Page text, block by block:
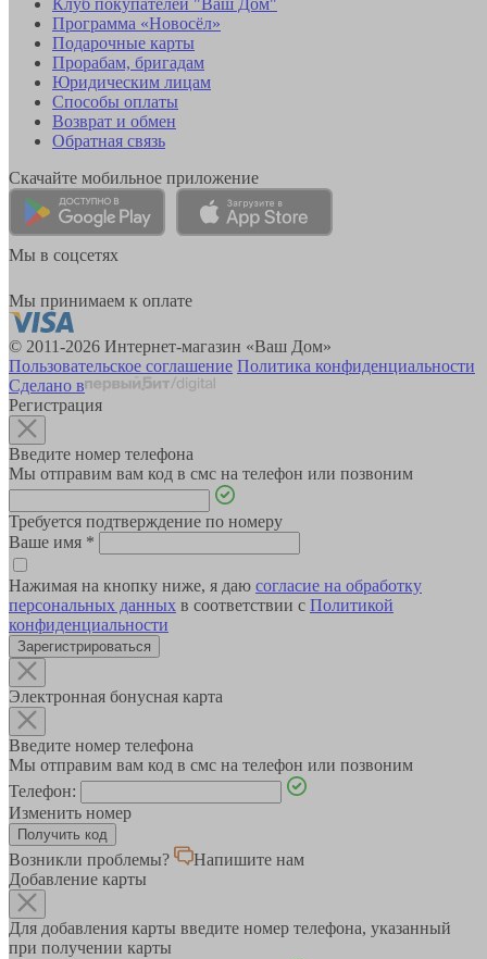
Программа «Новосёл»
Подарочные карты
Прорабам, бригадам
Юридическим лицам
Способы оплаты
Возврат и обмен
Обратная связь
Скачайте мобильное приложение
Мы в соцсетях
Мы принимаем к оплате
© 2011-2026 Интернет-магазин «Ваш Дом»
Пользовательское соглашение Политика конфиденциальности
Сделано в
Регистрация
Введите номер телефона
Мы отправим вам код в смс на телефон или позвоним
Требуется подтверждение по номеру
Ваше имя *
Нажимая на кнопку ниже, я даю согласие на обработку
персональных данных в соответствии с Политикой
конфиденциальности
Зарегистрироваться
Электронная бонусная карта
Введите номер телефона
Мы отправим вам код в смс на телефон или позвоним
Телефон:
Изменить номер
Возникли проблемы?
Напишите нам
Добавление карты
Для добавления карты введите номер телефона, указанный
при получении карты